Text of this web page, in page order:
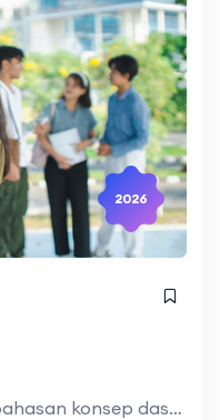
2026
Mata kuliah ini meliputi pembahasan konsep dasar kewirausahaan, memotivasi diri sendiri dalam mewujudkan dream, peluang usaha dan ide bisnis, etika bisnis, rencana bisnis, rencana pemasaran